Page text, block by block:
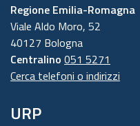
Regione Emilia-Romagna
Viale Aldo Moro, 52
40127 Bologna
Centralino 051 5271
Cerca telefoni o indirizzi
URP